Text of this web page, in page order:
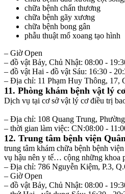
chữa bệnh chấn thương
chữa bệnh gãy xương
chữa bệnh bong gân
phẫu thuật mổ xoang tạo hình
– Giờ Open
– đồ vật Bảy, Chủ Nhật: 08:00 -
– đồ vật Hai - đồ vật Sáu: 16:30 -
– Địa chỉ: 11 Phạm Huy Thông, 17,
11. Phòng khám bệnh vật lý
Dịch vụ tại cơ sở vật lý cơ điều trị
– Địa chỉ: 108 Quang Trung,
– thời gian làm việc: CN:08:00 -
12. Trung tâm bệnh viện
trung tâm khám chữa bệnh bệnh
vụ hậu nên y tế… cộng những khoa
– Địa chỉ: 786 Nguyễn Kiệm, P.3,
– Giờ Open
– đồ vật Bảy, Chủ Nhật: 08:00 -